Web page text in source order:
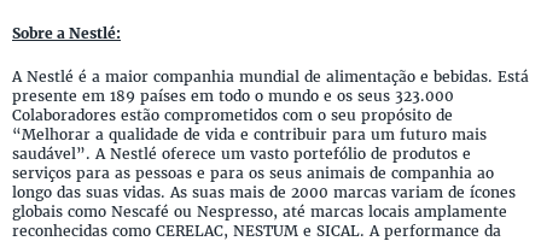
Sobre a Nestlé:
A Nestlé é a maior companhia mundial de alimentação e bebidas. Está
presente em 189 países em todo o mundo e os seus 323.000
Colaboradores estão comprometidos com o seu propósito de
“Melhorar a qualidade de vida e contribuir para um futuro mais
saudável”. A Nestlé oferece um vasto portefólio de produtos e
serviços para as pessoas e para os seus animais de companhia ao
longo das suas vidas. As suas mais de 2000 marcas variam de ícones
globais como Nescafé ou Nespresso, até marcas locais amplamente
reconhecidas como CERELAC, NESTUM e SICAL. A performance da